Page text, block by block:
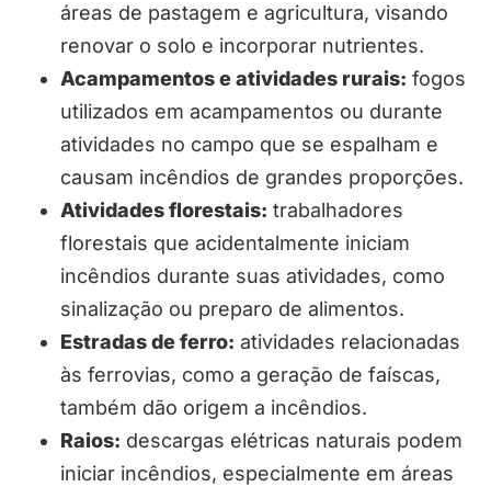
áreas de pastagem e agricultura, visando
renovar o solo e incorporar nutrientes.
Acampamentos e atividades rurais: fogos
utilizados em acampamentos ou durante
atividades no campo que se espalham e
causam incêndios de grandes proporções.
Atividades florestais: trabalhadores
florestais que acidentalmente iniciam
incêndios durante suas atividades, como
sinalização ou preparo de alimentos.
Estradas de ferro: atividades relacionadas
às ferrovias, como a geração de faíscas,
também dão origem a incêndios.
Raios: descargas elétricas naturais podem
iniciar incêndios, especialmente em áreas